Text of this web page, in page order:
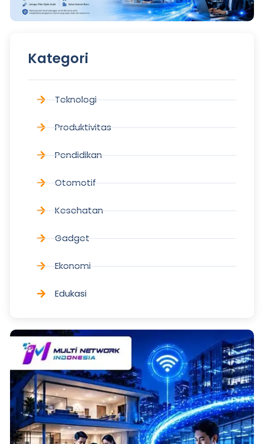
Kategori
Teknologi
Produktivitas
Pendidikan
Otomotif
Kesehatan
Gadget
Ekonomi
Edukasi